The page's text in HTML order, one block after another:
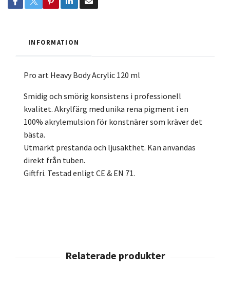
INFORMATION
Pro art Heavy Body Acrylic 120 ml
Smidig och smörig konsistens i professionell
kvalitet. Akrylfärg med unika rena pigment i en
100% akrylemulsion för konstnärer som kräver det
bästa.
Utmärkt prestanda och ljusäkthet. Kan användas
direkt från tuben.
Giftfri. Testad enligt CE & EN 71.